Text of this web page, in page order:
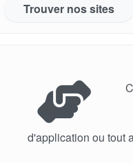
Trouver nos sites
d'application ou tout